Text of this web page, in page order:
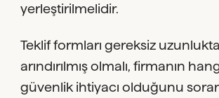
yerleştirilmelidir.
Teklif formları gereksiz
arındırılmış olmalı, firmanın
güvenlik ihtiyacı olduğunu soran